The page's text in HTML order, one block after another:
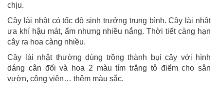
chịu.
Cây lài nhật có tốc độ sinh trưởng trung bình. Cây lài nhật
ưa khí hậu mát, ẩm nhưng nhiều nắng. Thời tiết càng hạn
cây ra hoa càng nhiều.
Cây lài nhật thường dùng trồng thành bụi cây với hình
dáng cân đối và hoa 2 màu tím trắng tô điểm cho sân
vườn, công viên… thêm màu sắc.